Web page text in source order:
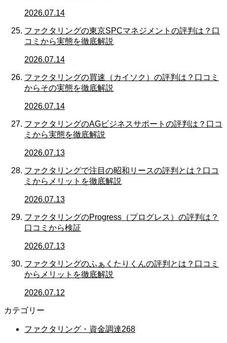
2026.07.14
ファクタリングの東京SPCマネジメントの評判は？口
コミから実態を徹底解説
2026.07.14
ファクタリングの買速（カイソク）の評判は？口コミ
からその実態を徹底解説
2026.07.14
ファクタリングのAGビジネスサポートの評判は？口コ
ミから実態を徹底解説
2026.07.13
ファクタリングで注目の昭和リースの評判とは？口コ
ミからメリットを徹底解説
2026.07.13
ファクタリングのProgress（プログレス）の評判は？
口コミから検証
2026.07.13
ファクタリングのふぁくたりくんの評判とは？口コミ
からメリットを徹底解説
2026.07.12
カテゴリー
ファクタリング・資金調達268